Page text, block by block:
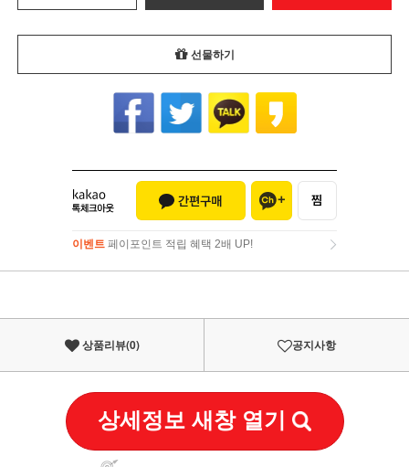
선물하기
이벤트 페이포인트 적립 혜택 2배 UP!
이벤트페이포인트 적립 혜택 2배 UP!
상품리뷰(0) 공지사항
상세정보 새창 열기